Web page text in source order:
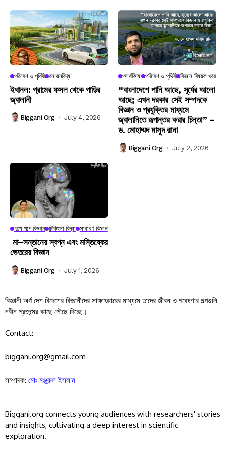
পরিবেশ ও পৃথিবী রসায়নবিদ্যা
ইথানল: গ্রামের ফসল থেকে গাড়ির
জ্বালানী
Biggani Org July 4, 2026
পদার্থবিদ্যা পরিবেশ ও পৃথিবী বিজ্ঞান বিষয়ক খবর
“বাংলাদেশে পানি আছে, সূর্যের আলো
আছে; এখন দরকার সেই সম্পদকে
বিজ্ঞান ও প্রযুক্তির মাধ্যমে
জ্বালানিতে রূপান্তর করার চিন্তা” –
ড. মোহাম্মদ মাসুদ রানা
Biggani Org July 2, 2026
গল্পে গল্পে বিজ্ঞান চিকিৎসা বিদ্যা সাধারণ বিজ্ঞান
মা–সন্তানের স্বপ্ন এবং মস্তিষ্কের
ভেতরের বিজ্ঞান
Biggani Org July 1, 2026
বিজ্ঞানী অর্গ দেশ বিদেশের বিজ্ঞানীদের সাক্ষাৎকারের মাধ্যমে তাদের জীবন ও গবেষণার গল্পগুলি
নবীন প্রজন্মের কাছে পৌছে দিচ্ছে।
Contact:
biggani.org@gmail.com
সম্পাদক: মোঃ মঞ্জুরুল ইসলাম
Biggani.org connects young audiences with researchers' stories
and insights, cultivating a deep interest in scientific
exploration.